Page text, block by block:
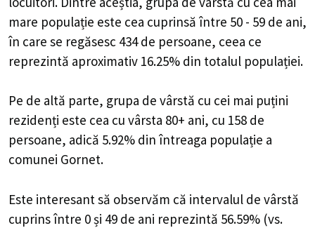
mare populație este cea cuprinsă între 50 - 59 de ani,
în care se regăsesc 434 de persoane, ceea ce
reprezintă aproximativ 16.25% din totalul populației.
Pe de altă parte, grupa de vârstă cu cei mai puțini
rezidenți este cea cu vârsta 80+ ani, cu 158 de
persoane, adică 5.92% din întreaga populație a
comunei Gornet.
Este interesant să observăm că intervalul de vârstă
cuprins între 0 și 49 de ani reprezintă 56.59% (vs.